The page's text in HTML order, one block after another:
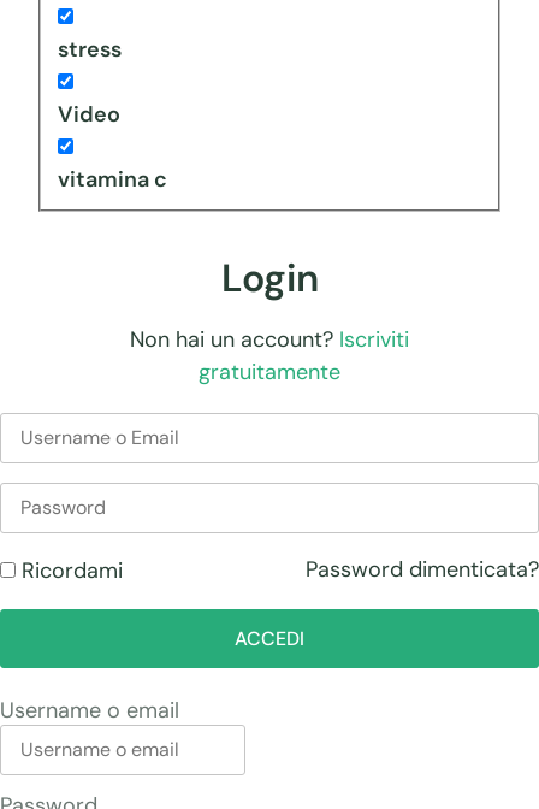
stress
Video
vitamina c
Login
Non hai un account? Iscriviti
gratuitamente
Ricordami
ACCEDI
Password dimenticata?
Username o email